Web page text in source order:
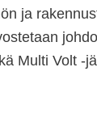
ja
Multi Volt -